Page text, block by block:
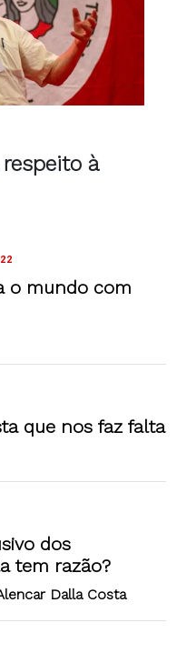
à
o mundo com
que nos faz falta
dos
tem razão?
Dalla Costa